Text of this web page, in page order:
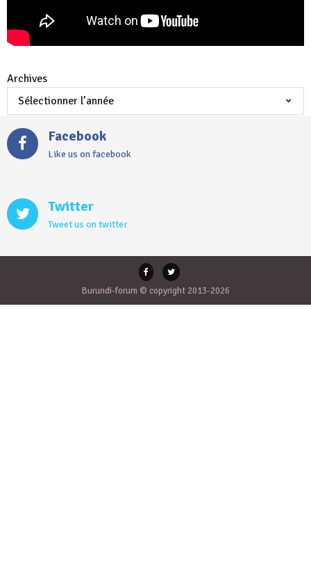
Archives
Facebook
Like us on facebook
Twitter
Tweet us on twitter
Burundi-forum © copyright 2013-2026